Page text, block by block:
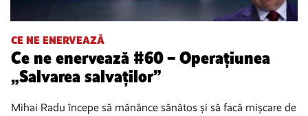
CE NE ENERVEAZĂ
Ce ne enervează #60 – Operațiunea
„Salvarea salvaților”
Mihai Radu începe să mănânce sănătos și să facă mișcare de